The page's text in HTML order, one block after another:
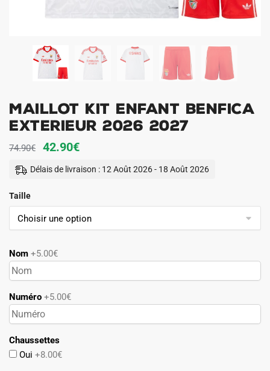
Maillot Kit Enfant Benfica
Exterieur 2026 2027
74.90€
Le
prix
74.90€.
42.90€Le
prix
42.90€.
Délais de livraison : 12 Août 2026 - 18 Août 2026
Taille
Nom +5.00€
Numéro +5.00€
Chaussettes
Oui +8.00€